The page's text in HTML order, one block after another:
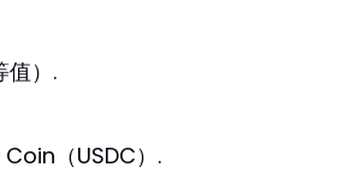
值）.
（USDC）.